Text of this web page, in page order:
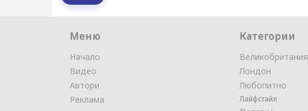
Меню
Начало
Видео
Автори
Реклама
Категории
Великобритания
Лондон
Любопитно
Лайфстайл